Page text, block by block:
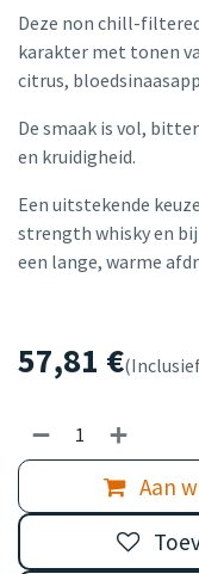
Deze non chill-
karakter met tonen
citrus,
De smaak is vol,
en kruidigheid.
Een uitstekende
strength whisky en
een lange, warme
57,81 €
Aan